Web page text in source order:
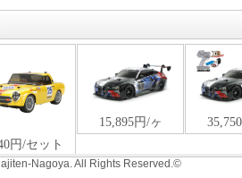
Nagoya. All Rights Reserved.©